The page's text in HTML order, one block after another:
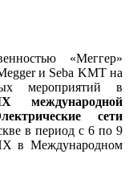
«Меггер»
и Seba KMT на
мероприятий в
международной
сети
в период с 6 по 9
в Международном